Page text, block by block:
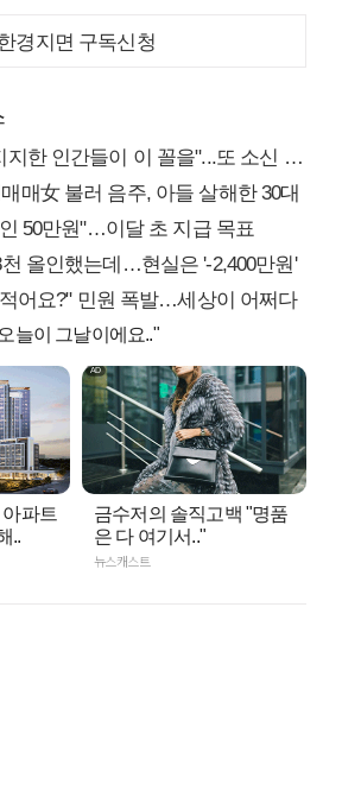
경지면 구독신청
한 인간들이 이 꼴을"...또 소신 발언
매女 불러 음주, 아들 살해한 30대
50만원"…이달 초 지급 목표
올인했는데…현실은 '-2,400만원'
어요?" 민원 폭발…세상이 어쩌다
늘이 그날이에요.."
아파트
..
금수저의 솔직고백 "명품
은 다 여기서.."
뉴스캐스트